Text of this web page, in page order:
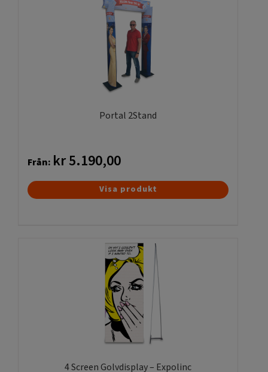
varianter.
De
olika
alternativen
kan
väljas
Portal 2Stand
Från: kr5.190,00
Den
här
flera
varianter.
olika
alternativen
kan
väljas
på
Visa produkt
4 Screen Golvdisplay – Expolinc